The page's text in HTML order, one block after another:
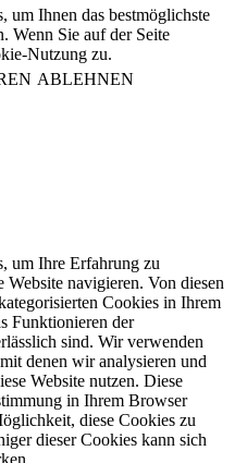
um Ihnen das bestmöglichste
Wenn Sie auf der Seite
Nutzung zu.
ABLEHNEN
um Ihre Erfahrung zu
Website navigieren. Von diesen
Cookies in Ihrem
Funktionieren der
sind. Wir verwenden
denen wir analysieren und
Website nutzen. Diese
in Ihrem Browser
diese Cookies zu
dieser Cookies kann sich